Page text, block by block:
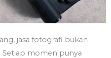
jasa fotografi bukan
Setiap momen punya